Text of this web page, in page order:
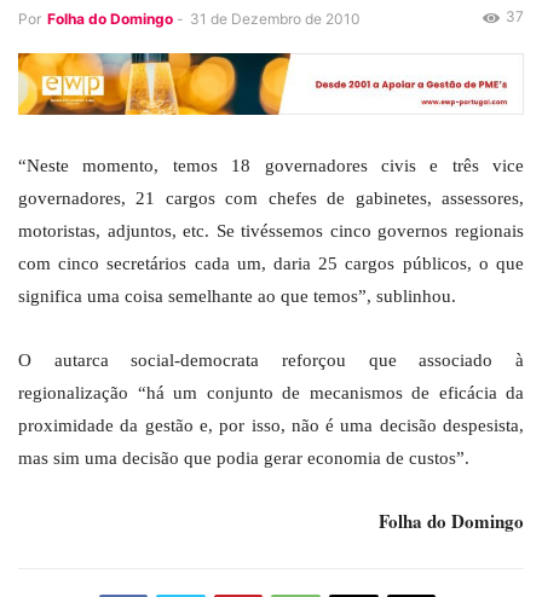
Por Folha do Domingo - 31 de Dezembro de 2010 37
“Neste momento, temos 18 governadores civis e três vice
governadores, 21 cargos com chefes de gabinetes, assessores,
motoristas, adjuntos, etc. Se tivéssemos cinco governos regionais
com cinco secretários cada um, daria 25 cargos públicos, o que
significa uma coisa semelhante ao que temos”, sublinhou.
O autarca social-democrata reforçou que associado à
regionalização “há um conjunto de mecanismos de eficácia da
proximidade da gestão e, por isso, não é uma decisão despesista,
mas sim uma decisão que podia gerar economia de custos”.
Folha do Domingo